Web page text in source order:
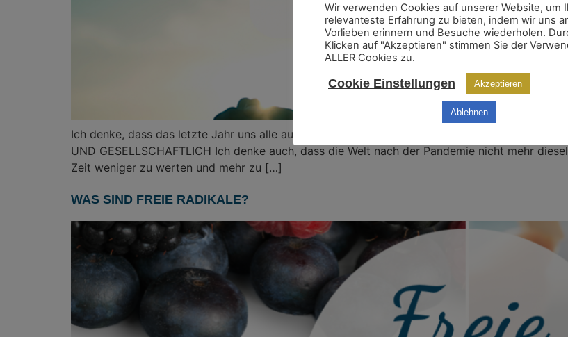
Ich denke, dass das letzte Jahr uns alle auf eine Art und Weise gewandelt hat, die wir
UND GESELLSCHAFTLICH Ich denke auch, dass die Welt nach der Pandemie nicht mehr
Zeit weniger zu werten und mehr zu […]
WAS SIND FREIE RADIKALE?
Wir verwenden Cookies auf unserer Website, um
relevanteste Erfahrung zu bieten, indem wir uns
Vorlieben erinnern und Besuche wiederholen.
Klicken auf "Akzeptieren" stimmen Sie der
ALLER Cookies zu.
Cookie Einstellungen Akzeptieren
Ablehnen